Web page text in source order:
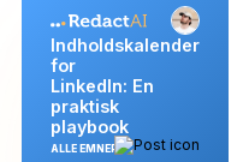
Indholdskalender
for
LinkedIn: En
praktisk
playbook
ALLE EMNER